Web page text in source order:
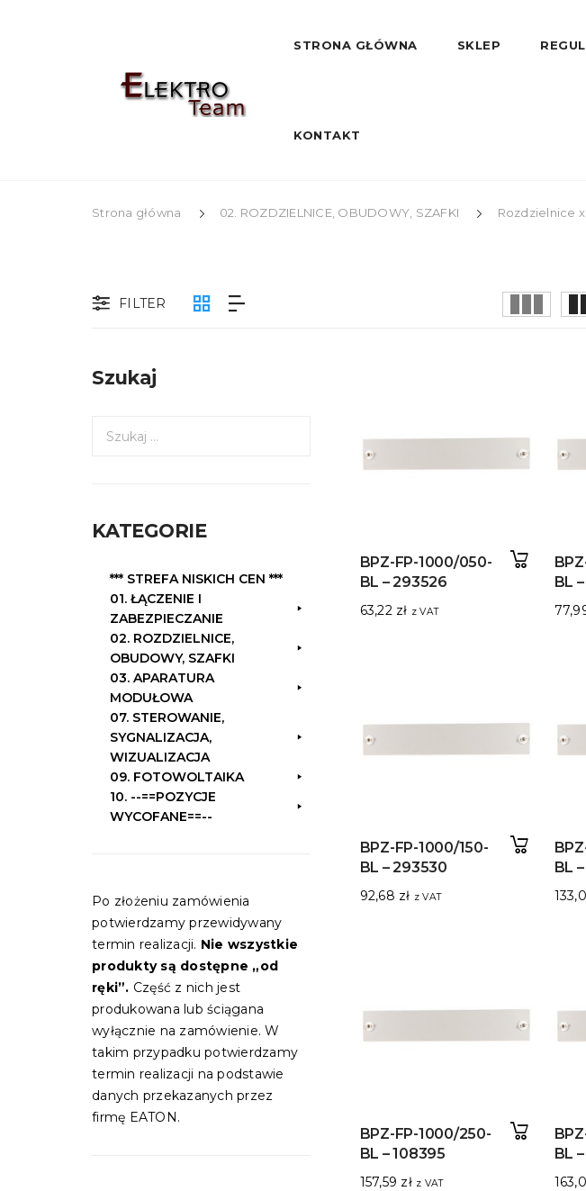
STRONA GŁÓWNA SKLEP
KONTAKT
Strona główna 02. ROZDZIELNICE, OBUDOWY, SZAFKI Rozdzielnice
FILTER
Szukaj
jKATEGORIE
*** STREFA NISKICH CEN ***
01. ŁĄCZENIE I
ZABEZPIECZANIE
02. ROZDZIELNICE,
OBUDOWY, SZAFKI
03. APARATURA
MODUŁOWA
07. STEROWANIE,
SYGNALIZACJA,
WIZUALIZACJA
09. FOTOWOLTAIKA
10. --==POZYCJE
WYCOFANE==--
Po złożeniu zamówienia
potwierdzamy przewidywany
termin realizacji. Nie wszystkie
produkty są dostępne „od
ręki”. Część z nich jest
produkowana lub ściągana
wyłącznie na zamówienie. W
takim przypadku potwierdzamy
termin realizacji na podstawie
danych przekazanych przez
firmę EATON.
BPZ-FP-1000/050-
BL – 293526
63,22 zł z VAT
BL
BPZ-FP-1000/150-
BL – 293530
92,68 zł z VAT
BL
BPZ-FP-1000/250-
BL – 108395
157,59 zł z VAT
BL